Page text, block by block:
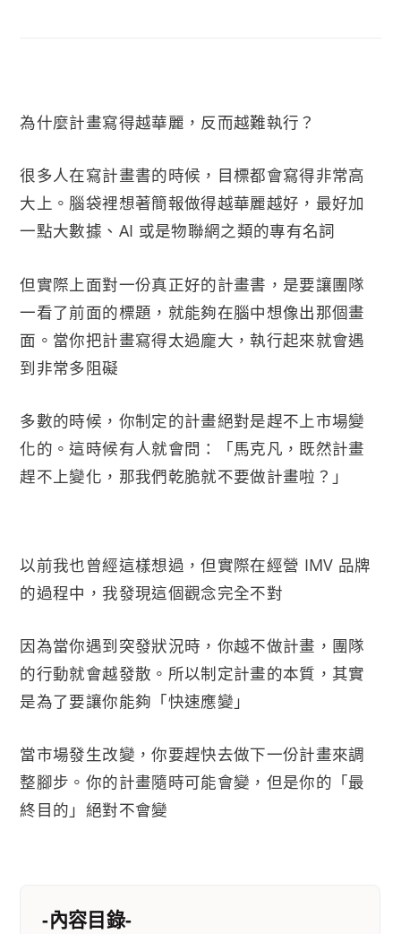
為什麼計畫寫得越華麗，反而越難執行？
很多人在寫計畫書的時候，目標都會寫得非常高
大上。腦袋裡想著簡報做得越華麗越好，最好加
一點大數據、AI 或是物聯網之類的專有名詞
但實際上面對一份真正好的計畫書，是要讓團隊
一看了前面的標題，就能夠在腦中想像出那個畫
面。當你把計畫寫得太過龐大，執行起來就會遇
到非常多阻礙
多數的時候，你制定的計畫絕對是趕不上市場變
化的。這時候有人就會問：「馬克凡，既然計畫
趕不上變化，那我們乾脆就不要做計畫啦？」
以前我也曾經這樣想過，但實際在經營 IMV 品牌
的過程中，我發現這個觀念完全不對
因為當你遇到突發狀況時，你越不做計畫，團隊
的行動就會越發散。所以制定計畫的本質，其實
是為了要讓你能夠「快速應變」
當市場發生改變，你要趕快去做下一份計畫來調
整腳步。你的計畫隨時可能會變，但是你的「最
終目的」絕對不會變
-內容目錄-